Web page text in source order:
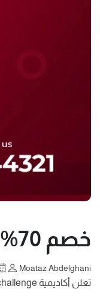
خصم 70% على جميع الكورسات بمناسبة الجمعة البيضاء.. اشترك الآن
Moataz Abdelghani
تعلن أكاديمية challenge، عن خصم 20% على جميع الدورات التي توفرها، فضلًا عن الخصم الأساسي 50%، ليصل مجموع الخصومات على الدبلومات إلى 70%، بمناسبة الجمعة البيضاء.